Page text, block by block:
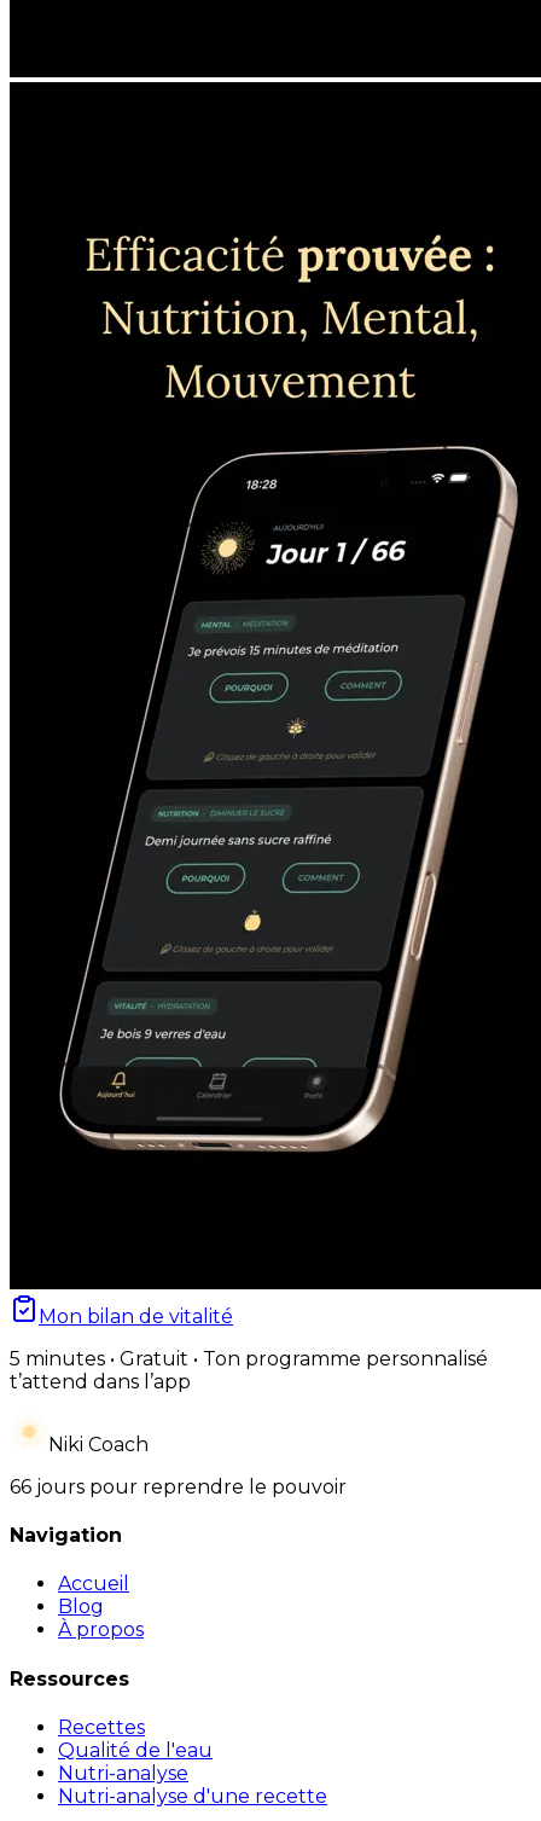
Mon bilan de vitalité
5 minutes • Gratuit • Ton programme personnalisé
t’attend dans l’app
Niki Coach
66 jours pour reprendre le pouvoir
Navigation
Accueil
Blog
À propos
Ressources
Recettes
Qualité de l'eau
Nutri-analyse
Nutri-analyse d'une recette